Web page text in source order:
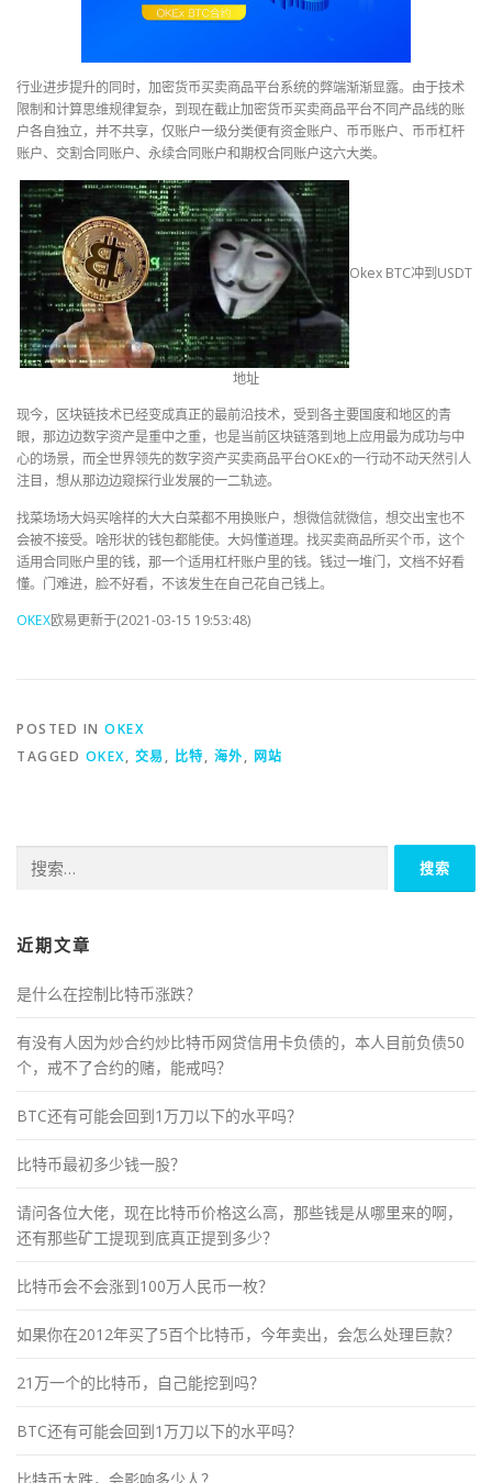
行业进步提升的同时，加密货币买卖商品平台系统的弊端渐渐显露。由于技术
限制和计算思维规律复杂，到现在截止加密货币买卖商品平台不同产品线的账
户各自独立，并不共享，仅账户一级分类便有资金账户、币币账户、币币杠杆
账户、交割合同账户、永续合同账户和期权合同账户这六大类。
Okex BTC冲到USDT
地址
现今，区块链技术已经变成真正的最前沿技术，受到各主要国度和地区的青
眼，那边边数字资产是重中之重，也是当前区块链落到地上应用最为成功与中
心的场景，而全世界领先的数字资产买卖商品平台OKEx的一行动不动天然引人
注目，想从那边边窥探行业发展的一二轨迹。
找菜场场大妈买啥样的大大白菜都不用换账户，想微信就微信，想交出宝也不
会被不接受。啥形状的钱包都能使。大妈懂道理。找买卖商品所买个币，这个
适用合同账户里的钱，那一个适用杠杆账户里的钱。钱过一堆门，文档不好看
懂。门难进，脸不好看，不该发生在自己花自己钱上。
OKEX欧易更新于(2021-03-15 19:53:48)
POSTED IN OKEX
TAGGED OKEX, 交易, 比特, 海外, 网站
索：
近期文章
是什么在控制比特币涨跌？
有没有人因为炒合约炒比特币网贷信用卡负债的，本人目前负债50
个，戒不了合约的赌，能戒吗？
BTC还有可能会回到1万刀以下的水平吗？
比特币最初多少钱一股？
请问各位大佬，现在比特币价格这么高，那些钱是从哪里来的啊，
还有那些矿工提现到底真正提到多少？
比特币会不会涨到100万人民币一枚？
如果你在2012年买了5百个比特币，今年卖出，会怎么处理巨款？
21万一个的比特币，自己能挖到吗？
BTC还有可能会回到1万刀以下的水平吗？